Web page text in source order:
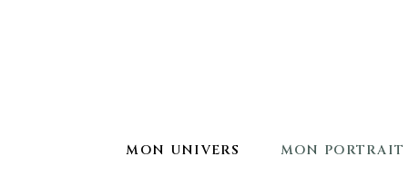
MON UNIVERS MON PORTRAIT